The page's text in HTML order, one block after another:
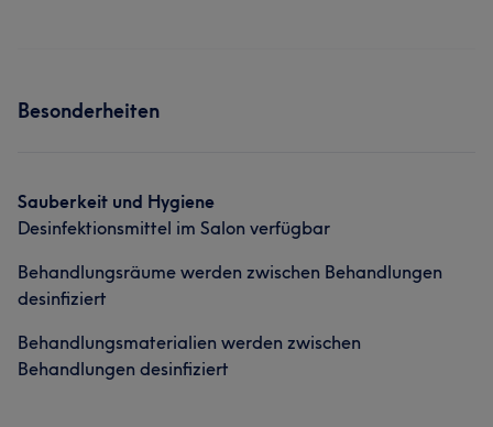
Besonderheiten
Sauberkeit und Hygiene
Desinfektionsmittel im Salon verfügbar
Behandlungsräume werden zwischen Behandlungen
desinfiziert
Behandlungsmaterialien werden zwischen
Behandlungen desinfiziert